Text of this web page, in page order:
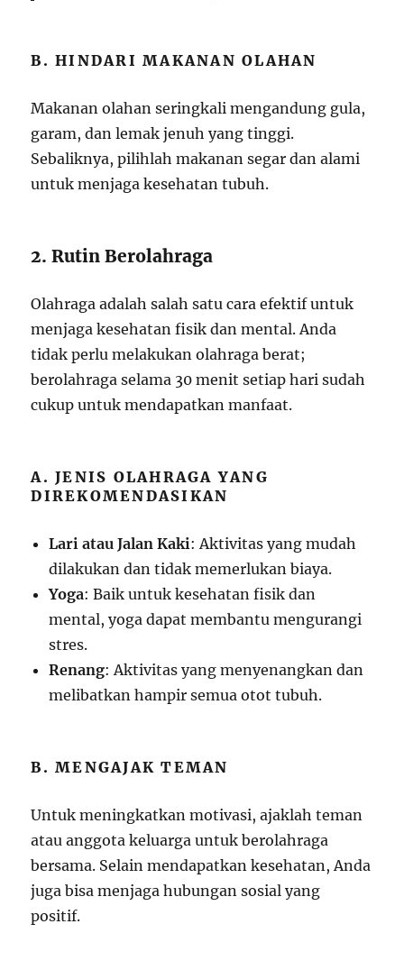
B. HINDARI MAKANAN OLAHAN
Makanan olahan seringkali mengandung gula,
garam, dan lemak jenuh yang tinggi.
Sebaliknya, pilihlah makanan segar dan alami
untuk menjaga kesehatan tubuh.
2. Rutin Berolahraga
Olahraga adalah salah satu cara efektif untuk
menjaga kesehatan fisik dan mental. Anda
tidak perlu melakukan olahraga berat;
berolahraga selama 30 menit setiap hari sudah
cukup untuk mendapatkan manfaat.
A. JENIS OLAHRAGA YANG
DIREKOMENDASIKAN
Lari atau Jalan Kaki: Aktivitas yang mudah
dilakukan dan tidak memerlukan biaya.
Yoga: Baik untuk kesehatan fisik dan
mental, yoga dapat membantu mengurangi
stres.
Renang: Aktivitas yang menyenangkan dan
melibatkan hampir semua otot tubuh.
B. MENGAJAK TEMAN
Untuk meningkatkan motivasi, ajaklah teman
atau anggota keluarga untuk berolahraga
bersama. Selain mendapatkan kesehatan, Anda
juga bisa menjaga hubungan sosial yang
positif.